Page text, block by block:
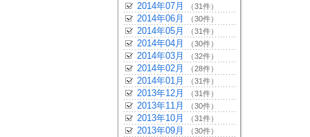
2014年07月 （31件）
2014年06月 （30件）
2014年05月 （31件）
2014年04月 （30件）
2014年03月 （32件）
2014年02月 （28件）
2014年01月 （31件）
2013年12月 （31件）
2013年11月 （30件）
2013年10月 （31件）
2013年09月 （30件）